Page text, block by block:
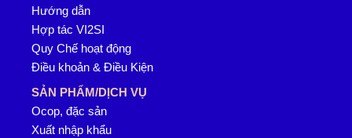
Hướng dẫn
Hợp tác VI2SI
Quy Chế hoạt động
Điều khoản & Điều Kiện
SẢN PHẨM/DỊCH VỤ
Ocop, đặc sản
Xuất nhập khẩu